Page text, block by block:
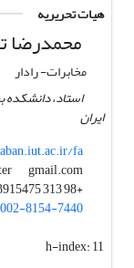
هیات تحریریه
محمدرضا
مخابرات- رادار
استاد، دانشکده
ایران
fa
mrtabanster
gmail.com
+98 313 3915475
8154-7440
h-index:11